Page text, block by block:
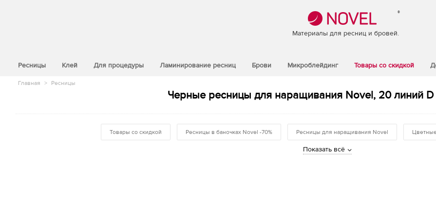
®
Материалы для ресниц и бровей.
Ресницы Клей Для процедуры Ламинирование ресниц Брови Микроблейдинг Товары со скидкой
Главная > Ресницы
Черные ресницы для наращивания Novel, 20 линий D
Товары со скидкой Ресницы в баночках Novel -70% Ресницы для наращивания Novel
Показать всё